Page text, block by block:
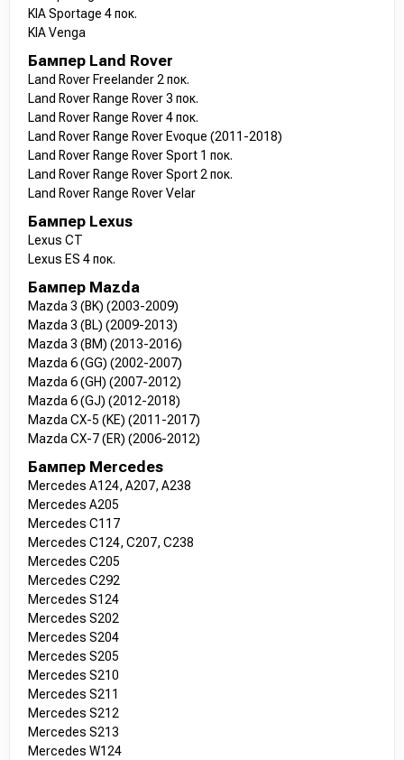
KIA Sportage 4 пок.
KIA Venga
Бампер Land Rover
Land Rover Freelander 2 пок.
Land Rover Range Rover 3 пок.
Land Rover Range Rover 4 пок.
Land Rover Range Rover Evoque (2011-2018)
Land Rover Range Rover Sport 1 пок.
Land Rover Range Rover Sport 2 пок.
Land Rover Range Rover Velar
Бампер Lexus
Lexus CT
Lexus ES 4 пок.
Бампер Mazda
Mazda 3 (BK) (2003-2009)
Mazda 3 (BL) (2009-2013)
Mazda 3 (BM) (2013-2016)
Mazda 6 (GG) (2002-2007)
Mazda 6 (GH) (2007-2012)
Mazda 6 (GJ) (2012-2018)
Mazda CX-5 (KE) (2011-2017)
Mazda CX-7 (ER) (2006-2012)
Бампер Mercedes
Mercedes A124, A207, A238
Mercedes A205
Mercedes C117
Mercedes C124, C207, C238
Mercedes C205
Mercedes C292
Mercedes S124
Mercedes S202
Mercedes S204
Mercedes S205
Mercedes S210
Mercedes S211
Mercedes S212
Mercedes S213
Mercedes W124